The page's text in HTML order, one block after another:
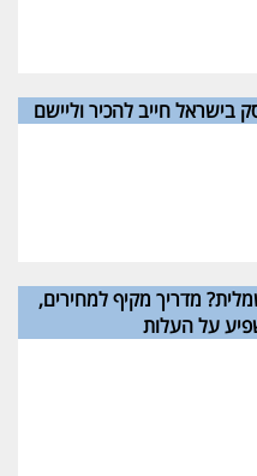
בישראל חייב להכיר וליישם
מדריך מקיף למחירים,
על העלות